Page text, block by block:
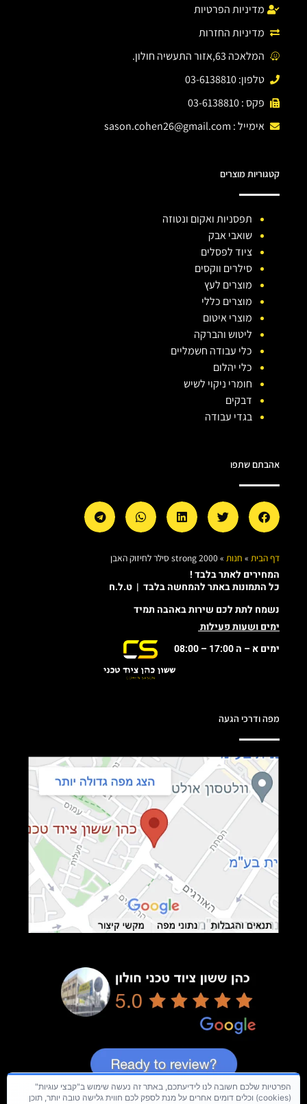
מדיניות הפרטיות
מדיניות החזרות
המלאכה 63,אזור התעשיה חולון.
טלפון: 03-6138810
פקס : 03-6138810
אימייל : sason.cohen26@gmail.com
קטגוריות מוצרים
תפסניות ואקום ונטוזה
שואבי אבק
ציוד לפסלים
סילרים ווקסים
מוצרים לעץ
מוצרים כללי
מוצרי איטום
ליטוש והברקה
כלי עבודה חשמליים
כלי יהלום
חומרי ניקוי לשיש
דבקים
בגדי עבודה
אהבתם שתפו
דף הבית » חנות » strong 2000 סילר לחיזוק האבן
המחירים לאתר בלבד !
כל התמונות באתר להמחשה בלבד | ט.ל.ח
נשמח לתת לכם שירות באהבה תמיד
ימים ושעות פעילות
ימים א – ה 17:00 – 08:00
מפה ודרכי הגעה
הפרטיות שלכם חשובה לנו לידיעתכם, באתר זה נעשה שימוש ב"קבצי עוגיות"
(cookies) וכלים דומים אחרים על מנת לספק לכם חווית גלישה טובה יותר, תוכן